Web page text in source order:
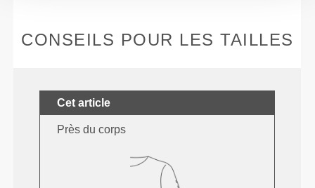
CONSEILS POUR LES TAILLES
Cet article
Près du corps